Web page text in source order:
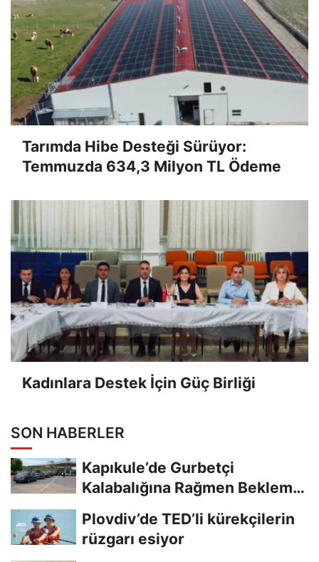
Tarımda Hibe Desteği Sürüyor:
Temmuzda 634,3 Milyon TL Ödeme
Kadınlara Destek İçin Güç Birliği
SON HABERLER
Kapıkule’de Gurbetçi
Kalabalığına Rağmen Bekleme
Plovdiv’de TED’li kürekçilerin
rüzgarı esiyor